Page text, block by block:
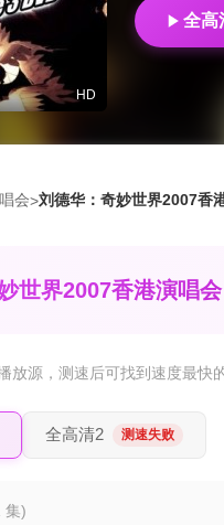
HD
全高
会>刘德华：奇妙世界2007香
世界2007香港演唱
放源 ，测速后可找到速度最快
全高清2 测速失败
集)